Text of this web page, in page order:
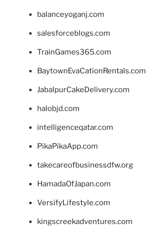
balanceyoganj.com
salesforceblogs.com
TrainGames365.com
BaytownEvaCationRentals.com
JabalpurCakeDelivery.com
halobjd.com
intelligenceqatar.com
PikaPikaApp.com
takecareofbusinessdfw.org
HamadaOfJapan.com
VersifyLifestyle.com
kingscreekadventures.com